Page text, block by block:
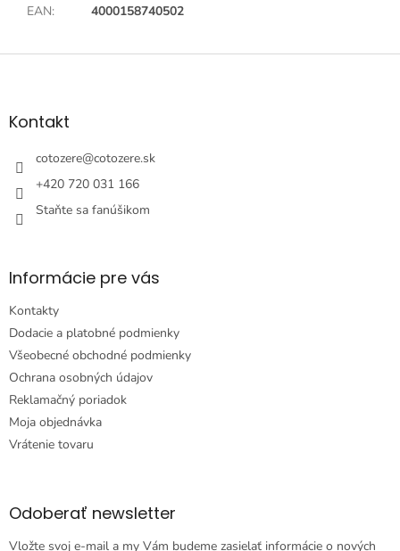
EAN: 4000158740502
Z
äKontakt
cotozere@cotozere.sk
+420 720 031 166
Staňte sa fanúšikom
Informácie pre vás
Kontakty
Dodacie a platobné podmienky
Všeobecné obchodné podmienky
Ochrana osobných údajov
Reklamačný poriadok
Moja objednávka
Vrátenie tovaru
Odoberať newsletter
Vložte svoj e-mail a my Vám budeme zasielať informácie o nových